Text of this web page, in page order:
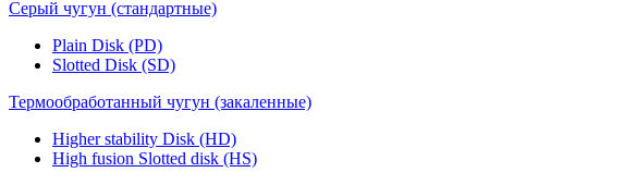
Серый чугун (стандартные)
Plain Disk (PD)
Slotted Disk (SD)
Термообработанный чугун (закаленные)
Higher stability Disk (HD)
High fusion Slotted disk (HS)